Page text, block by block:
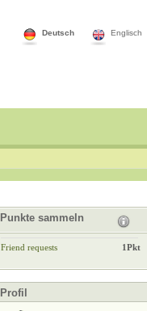
Englisch
Deutsch
Punkte sammeln
Friend requests 1Pkt
Profil